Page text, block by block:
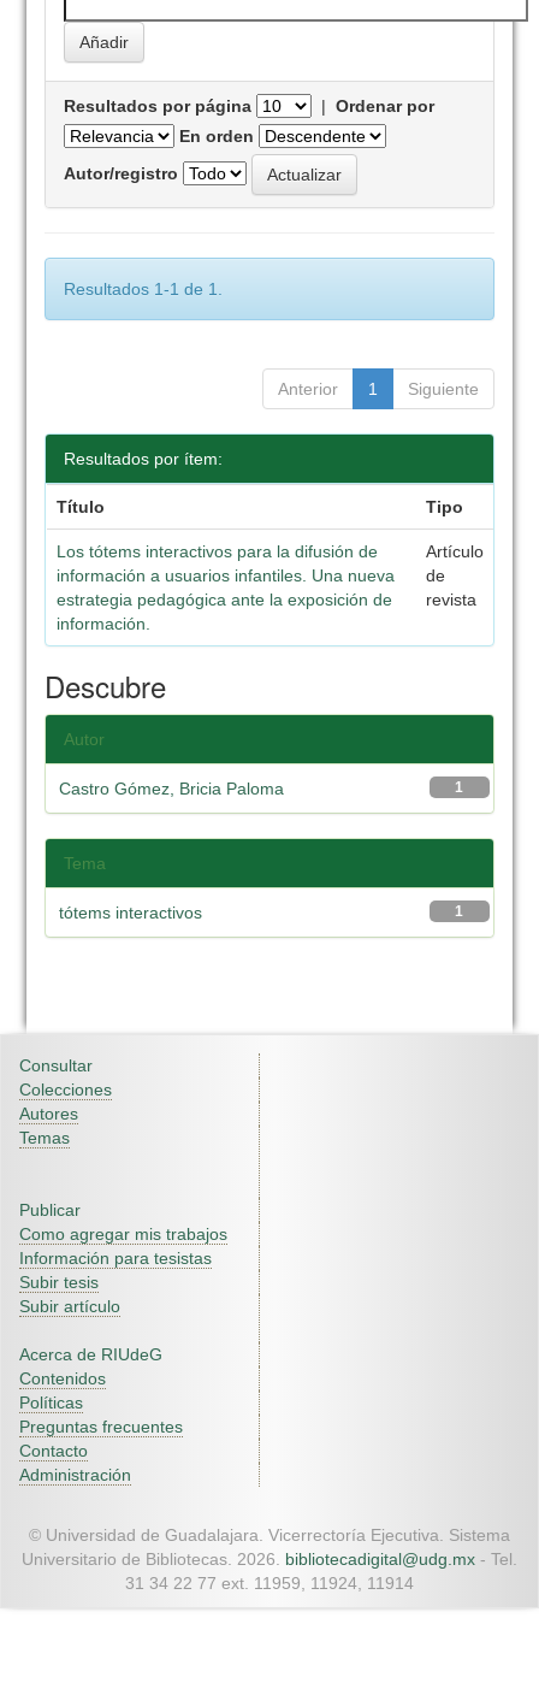
Resultados por página |Ordenar por
En orden
Autor/registro
Resultados 1-1 de 1.
Anterior 1 Siguiente
Resultados por ítem:
Título Tipo
Los tótems interactivos para la difusión de
información a usuarios infantiles. Una nueva
estrategia pedagógica ante la exposición de
información.
Artículo
de
revista
Descubre
Autor
1
Castro Gómez, Bricia Paloma
Tema
1
tótems interactivos
Consultar
Colecciones
Autores
Temas
Publicar
Como agregar mis trabajos
Información para tesistas
Subir tesis
Subir artículo
Acerca de RIUdeG
Contenidos
Políticas
Preguntas frecuentes
Contacto
Administración
© Universidad de Guadalajara. Vicerrectoría Ejecutiva. Sistema
Universitario de Bibliotecas. 2026. bibliotecadigital@udg.mx - Tel.
31 34 22 77 ext. 11959, 11924, 11914